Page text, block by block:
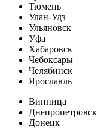
Тюмень
Улан-Удэ
Ульяновск
Уфа
Хабаровск
Чебоксары
Челябинск
Ярославль
Винница
Днепропетровск
Донецк